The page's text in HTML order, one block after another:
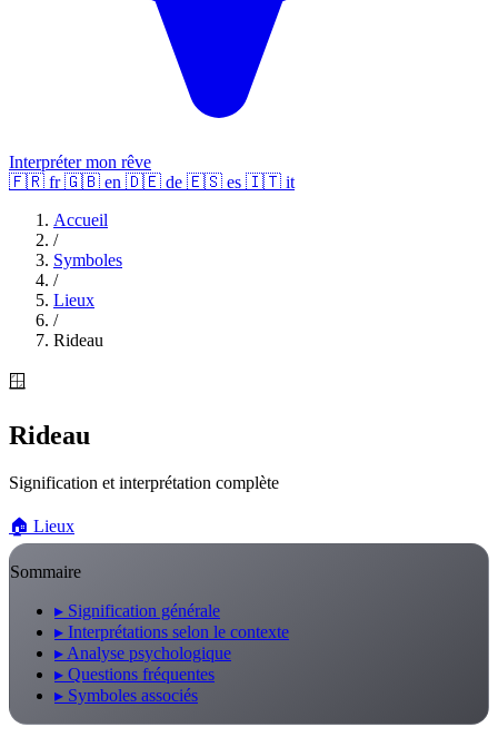
Interpréter mon rêve
🇫🇷 fr 🇬🇧 en 🇩🇪 de 🇪🇸 es 🇮🇹 it
Accueil
/
Symboles
/
Lieux
/
Rideau
🪟
Rideau
Signification et interprétation complète
🏠 Lieux
Sommaire
▸ Signification générale
▸ Interprétations selon le contexte
▸ Analyse psychologique
▸ Questions fréquentes
▸ Symboles associés